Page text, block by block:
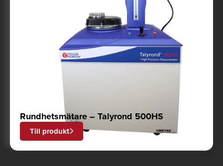
Rundhetsmätare – Talyrond 500HS
Till produkt